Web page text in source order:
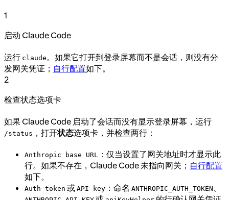
1
启动 Claude Code
运行 claude。如果它打开到登录屏幕而不是会话，则没有分
发网关凭证； 自行配置如下。
2
检查状态选项卡
如果 Claude Code 启动了会话而没有显示登录屏幕，运行
/status ，打开状态选项卡，并检查两行：
Anthropic base URL ：仅当设置了网关地址时才显示此
行。如果不存在，Claude Code 未指向网关； 自行配置
如下。
Auth token 或 API key ：命名 ANTHROPIC_AUTH_TOKEN 、